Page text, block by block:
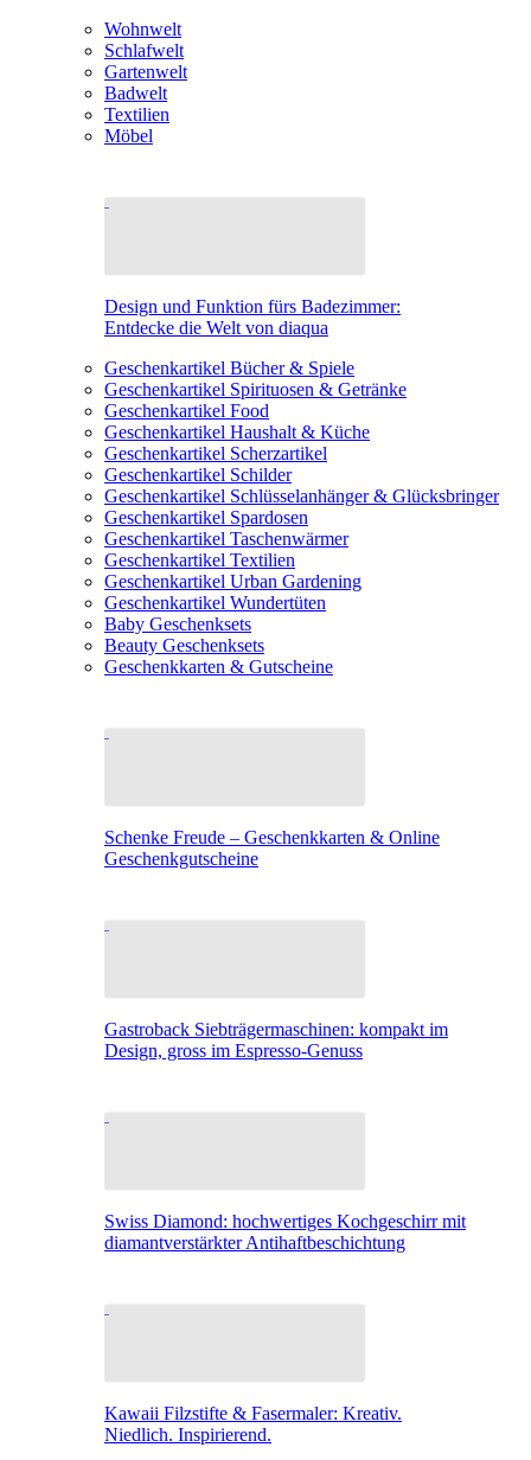
Wohnwelt
Schlafwelt
Gartenwelt
Badwelt
Textilien
Möbel
Design und Funktion fürs Badezimmer:
Entdecke die Welt von diaqua
Geschenkartikel Bücher & Spiele
Geschenkartikel Spirituosen & Getränke
Geschenkartikel Food
Geschenkartikel Haushalt & Küche
Geschenkartikel Scherzartikel
Geschenkartikel Schilder
Geschenkartikel Schlüsselanhänger & Glücksbringer
Geschenkartikel Spardosen
Geschenkartikel Taschenwärmer
Geschenkartikel Textilien
Geschenkartikel Urban Gardening
Geschenkartikel Wundertüten
Baby Geschenksets
Beauty Geschenksets
Geschenkkarten & Gutscheine
Schenke Freude – Geschenkkarten & Online
Geschenkgutscheine
Gastroback Siebträgermaschinen: kompakt im
Design, gross im Espresso-Genuss
Swiss Diamond: hochwertiges Kochgeschirr mit
diamantverstärkter Antihaftbeschichtung
Kawaii Filzstifte & Fasermaler: Kreativ.
Niedlich. Inspirierend.